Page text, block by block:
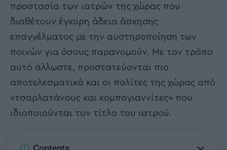
προστασία των ιατρών της χώρας που
διαθέτουν έγκυρη άδεια άσκησης
επαγγέλματος με την αυστηροποίηση των
ποινών για όσους παρανομούν. Με τον τρόπο
αυτό άλλωστε, προστατεύονται πιο
αποτελεσματικά και οι πολίτες της χώρας από
«τσαρλατάνους και κομπογιαννίτες» που
ιδιοποιούνται τον τίτλο του ιατρού.